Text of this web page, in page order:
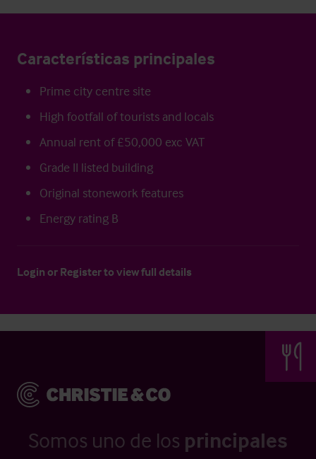
Características principales
Prime city centre site
High footfall of tourists and locals
Annual rent of £50,000 exc VAT
Grade II listed building
Original stonework features
Energy rating B
Login or Registerto view full details
Somos uno de los principales